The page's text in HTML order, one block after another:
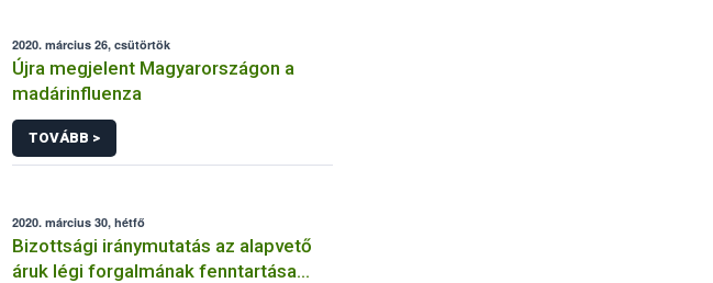
2020. március 26, csütörtök
Újra megjelent Magyarországon a
madárinfluenza
TOVÁBB >
2020. március 30, hétfő
Bizottsági iránymutatás az alapvető
áruk légi forgalmának fenntartása